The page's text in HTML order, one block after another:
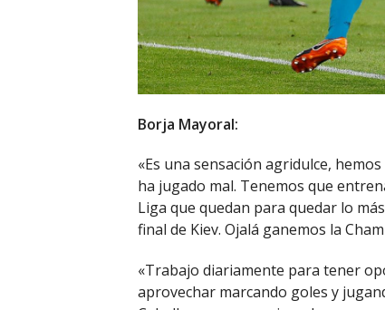
Borja Mayoral:
«Es una sensación agridulce,
ha jugado mal. Tenemos que
Liga que quedan para quedar lo
final de Kiev. Ojalá ganemos la
«Trabajo diariamente para tener
aprovechar marcando goles y